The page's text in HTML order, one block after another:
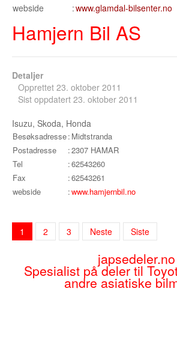
webside
:www.glamdal-bilsenter.no
Hamjern Bil AS
Detaljer
Opprettet 23. oktober 2011
Sist oppdatert 23. oktober 2011
Isuzu, Skoda, Honda
Besøksadresse: Midtstranda
Postadresse
:2307 HAMAR
Tel
:62543260
Fax
:62543261
webside
:www.hamjernbil.no
1 2 3 Neste Siste
japsedeler.no
Spesialist på deler til
andre asiatiske